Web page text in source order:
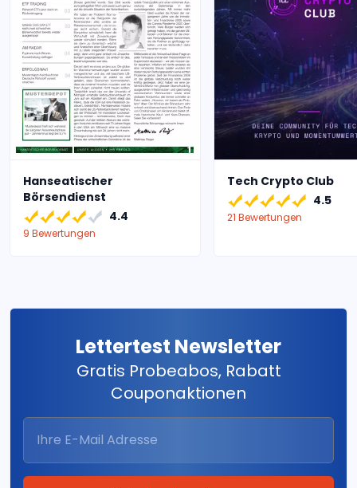
Hanseatischer
Börsendienst
4.4
9 Bewertungen
Tech Crypto Club
4.5
21 Bewertungen
Lettertest Newsletter
Gratis Probeabos, Rabatt
Couponaktionen